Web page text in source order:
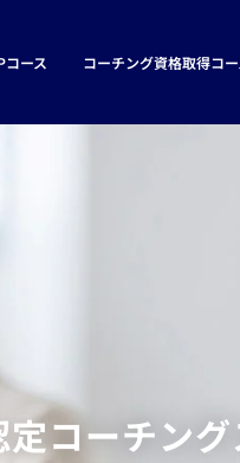
コース コーチング資格取得コー
コーチン